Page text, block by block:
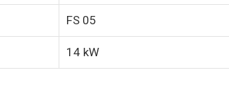
FS 05
14 kW